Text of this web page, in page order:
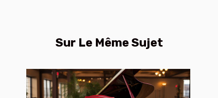
Sur Le Même Sujet